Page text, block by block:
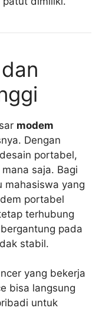
modem
Dengan
portabel,
saja. Bagi
mahasiswa yang
portabel
terhubung
pada
stabil.
yang bekerja
bisa langsung
untuk